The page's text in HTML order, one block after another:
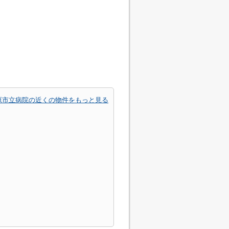
市立病院の近くの物件をもっと見る